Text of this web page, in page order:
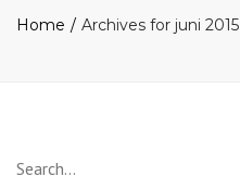
Home Archives for juni 2015